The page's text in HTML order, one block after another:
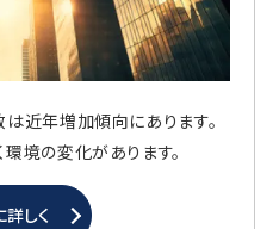
近年増加傾向にあります。
境の変化があります。
詳しく